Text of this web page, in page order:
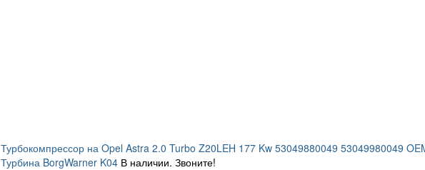
Турбокомпрессор на Opel Astra 2.0 Turbo Z20LEH 177 Kw 53049880049 53049980049
Турбина BorgWarner K04 В наличии. Звоните!